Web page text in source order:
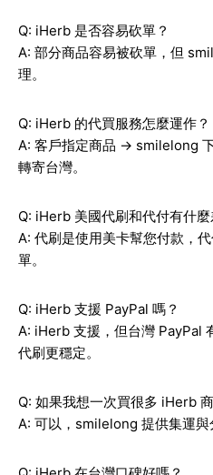
Q: iHerb 是否容易砍單？
A: 部分商品容易被砍單，但
理。
Q: iHerb 的代買服務怎麼運作？
A: 客戶指定商品 → smilelong
轉寄台灣。
Q: iHerb 美國代刷和代付有什麼
A: 代刷是使用美卡幫您付款，
單。
Q: iHerb 支援 PayPal 嗎？
A: iHerb 支援，但台灣 PayPal
代刷更穩定。
Q: 如果我想一次買很多 iHerb
A: 可以，smilelong 提供集運與